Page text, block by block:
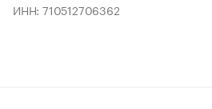
ИНН: 710512706362